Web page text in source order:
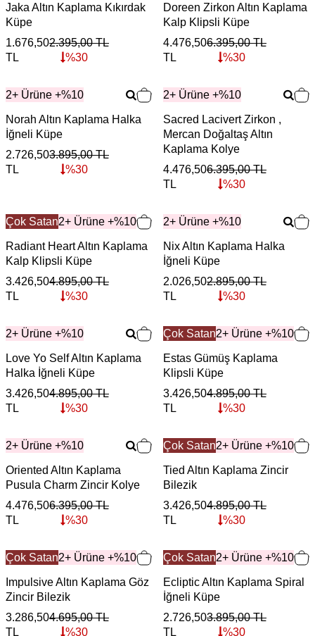
Jaka Altın Kaplama Kıkırdak
Küpe
1.676,50
TL
2.395,00TL
%30
Doreen Zirkon Altın Kaplama
Kalp Klipsli Küpe
4.476,50
TL
6.395,00TL
%30
2+ Ürüne +%10
Norah Altın Kaplama Halka
İğneli Küpe
2.726,50
TL
3.895,00TL
%30
2+ Ürüne +%10
Sacred Lacivert Zirkon ,
Mercan Doğaltaş Altın
Kaplama Kolye
4.476,50
TL
6.395,00TL
%30
Çok Satan2+ Ürüne +%10
Radiant Heart Altın Kaplama
Kalp Klipsli Küpe
3.426,50
TL
4.895,00TL
%30
2+ Ürüne +%10
Nix Altın Kaplama Halka
İğneli Küpe
2.026,50
TL
2.895,00TL
%30
2+ Ürüne +%10
Love Yo Self Altın Kaplama
Halka İğneli Küpe
3.426,50
TL
4.895,00TL
%30
Çok Satan2+ Ürüne +%10
Estas Gümüş Kaplama
Klipsli Küpe
3.426,50
TL
4.895,00TL
%30
2+ Ürüne +%10
Oriented Altın Kaplama
Pusula Charm Zincir Kolye
4.476,50
TL
6.395,00TL
%30
Çok Satan2+ Ürüne +%10
Tied Altın Kaplama Zincir
Bilezik
3.426,50
TL
4.895,00TL
%30
Çok Satan2+ Ürüne +%10
Impulsive Altın Kaplama Göz
Zincir Bilezik
3.286,50
TL
4.695,00TL
%30
Çok Satan2+ Ürüne +%10
Ecliptic Altın Kaplama Spiral
İğneli Küpe
2.726,50
TL
3.895,00TL
%30